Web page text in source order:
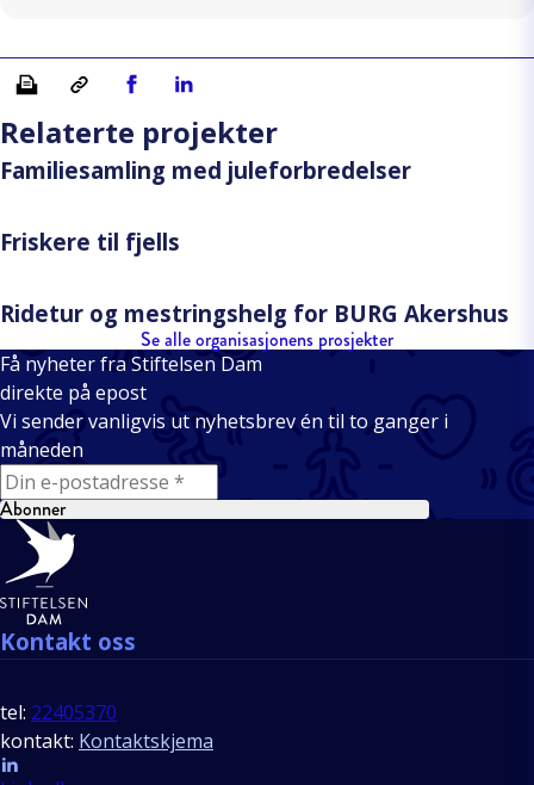
Skriv ut Kopiera länkDel på Facebook
Del på Linkedin
Relaterte projekter
Familiesamling med juleforbredelser
Friskere til fjells
Ridetur og mestringshelg for BURG Akershus
Se alle organisasjonens prosjekter
Få nyheter fra Stiftelsen Dam
direkte på epost
Vi sender vanligvis ut nyhetsbrev én til to ganger i
måneden
E-mail
Abonner
Bunntekst
Kontakt oss
tel: 22405370
kontakt: Kontaktskjema
Follow us